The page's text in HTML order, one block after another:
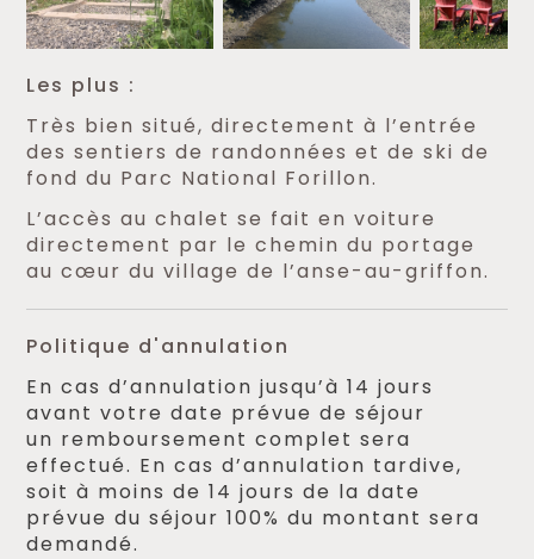
Les plus :
Très bien situé, directement à l’entrée
des sentiers de randonnées et de ski de
fond du Parc National Forillon.
L’accès au chalet se fait en voiture
directement par le chemin du portage
au cœur du village de l’anse-au-griffon.
Politique d'annulation
En cas d’annulation jusqu’à 14 jours
avant votre date prévue de séjour
un remboursement complet sera
effectué. En cas d’annulation tardive,
soit à moins de 14 jours de la date
prévue du séjour 100% du montant sera
demandé.